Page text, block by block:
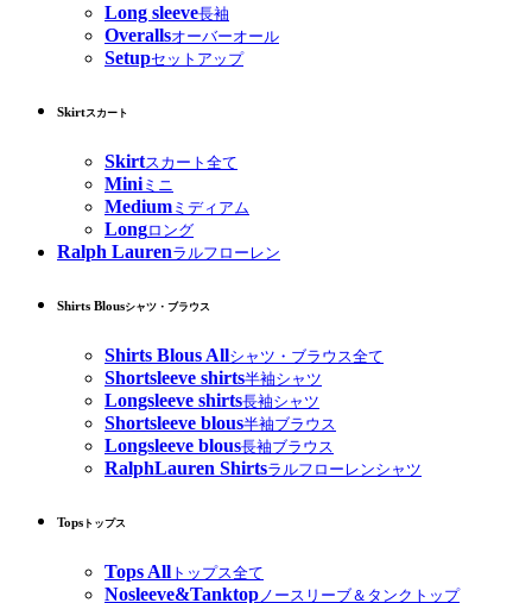
Long sleeve長袖
Overallsオーバーオール
Setupセットアップ
Skirtスカート
Skirtスカート全て
Miniミニ
Medium ミディアム
Longロング
Ralph Laurenラルフローレン
Shirts Blousシャツ・ブラウス
Shirts Blous Allシャツ・ブラウス全て
Shortsleeve shirts半袖シャツ
Longsleeve shirts長袖シャツ
Shortsleeve blous半袖ブラウス
Longsleeve blous長袖ブラウス
RalphLauren Shirtsラルフローレンシャツ
Tops トップス
Tops All トップス全て
Nosleeve&Tanktop ノースリーブ＆タンクトップ